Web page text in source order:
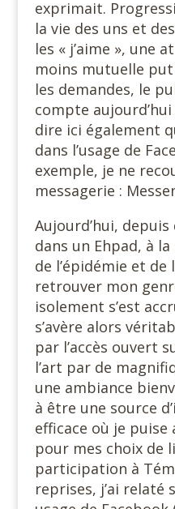
exprimait.
la vie des uns et
les « j’aime », une
moins mutuelle
les demandes, le
compte
dire ici également
dans l’usage de
exemple, je ne
messagerie :
Aujourd’hui,
dans un Ehpad, à
de l’épidémie et de
retrouver mon
isolement s’est
s’avère alors
par l’accès ouvert
l’art par de
une ambiance
à être une source
efficace où je
pour mes choix de
participation à
reprises, j’ai relaté